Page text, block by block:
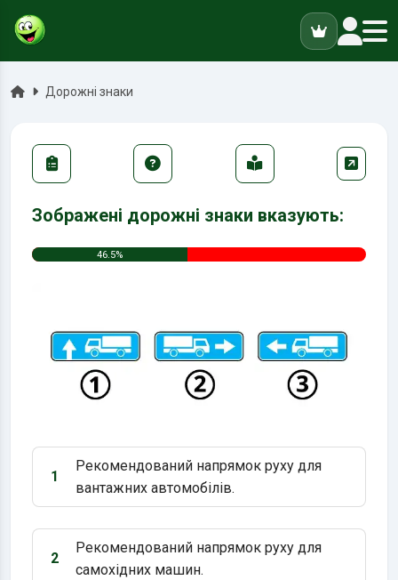
ГоловнаДорожні знаки
Зображені дорожні знаки вказують:
46.5%
Варіант 1:
1
Рекомендований напрямок руху для
вантажних автомобілів.
Варіант 2:
2
Рекомендований напрямок руху для
самохідних машин.